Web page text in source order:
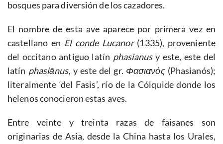
bosques para diversión de los cazadores.
El nombre de esta ave aparece por primera vez en
castellano en El conde Lucanor(1335), proveniente
del occitano antiguo latín phasianusy este, este del
latín phasiānus, y este del gr. Φασιανός (Phasianós);
literalmente ‘del Fasis’, río de la Cólquide donde los
helenos conocieron estas aves.
Entre veinte y treinta razas de faisanes son
originarias de Asia, desde la China hasta los Urales,